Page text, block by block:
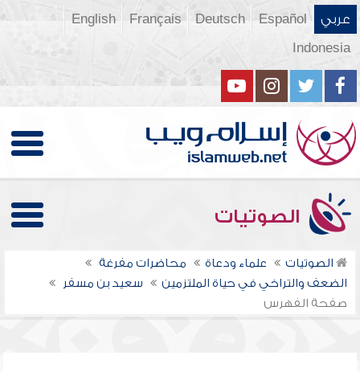
عربي Español
Deutsch
Français
English
Indonesia
الصوتيات
الصوتيات علماء ودعاة
محاضرات مفرغة
الضعف والتراخي في حياة الملتزمين
سعيد بن مسفر
صفحة الفهرس